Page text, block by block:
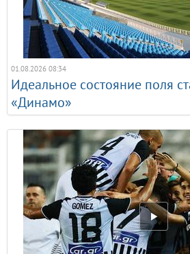
01.08.2026 08:34
Идеальное состояние поля
«Динамо»